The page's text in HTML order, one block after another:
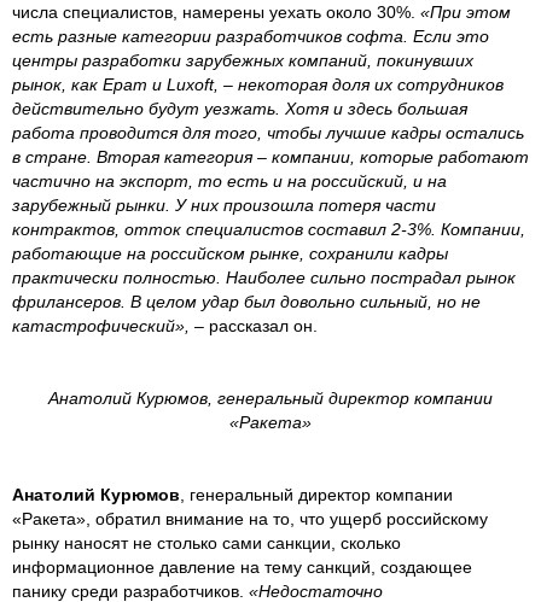
числа специалистов, намерены уехать около 30%. «При этом
есть разные категории разработчиков софта. Если это
центры разработки зарубежных компаний, покинувших
рынок, как Epam и Luxoft, – некоторая доля их сотрудников
действительно будут уезжать. Хотя и здесь большая
работа проводится для того, чтобы лучшие кадры остались
в стране. Вторая категория – компании, которые работают
частично на экспорт, то есть и на российский, и на
зарубежный рынки. У них произошла потеря части
контрактов, отток специалистов составил 2-3%. Компании,
работающие на российском рынке, сохранили кадры
практически полностью. Наиболее сильно пострадал рынок
фрилансеров. В целом удар был довольно сильный, но не
катастрофический», – рассказал он.
Анатолий Курюмов, генеральный директор компании
«Ракета»
Анатолий Курюмов , генеральный директор компании
«Ракета», обратил внимание на то, что ущерб российскому
рынку наносят не столько сами санкции, сколько
информационное давление на тему санкций, создающее
панику среди разработчиков. «Недостаточно